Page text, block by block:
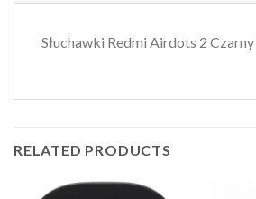
Słuchawki Redmi Airdots 2
RELATED PRODUCTS